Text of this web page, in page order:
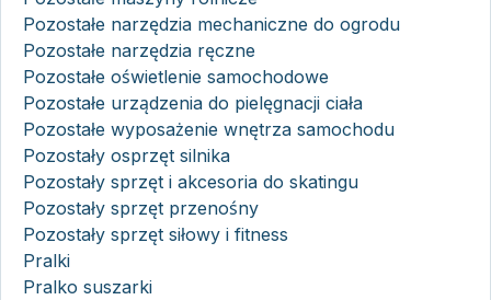
Pozostałe narzędzia mechaniczne do ogrodu
Pozostałe narzędzia ręczne
Pozostałe oświetlenie samochodowe
Pozostałe urządzenia do pielęgnacji ciała
Pozostałe wyposażenie wnętrza samochodu
Pozostały osprzęt silnika
Pozostały sprzęt i akcesoria do skatingu
Pozostały sprzęt przenośny
Pozostały sprzęt siłowy i fitness
Pralki
Pralko suszarki